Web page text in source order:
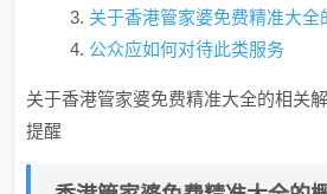
关于香港管家婆免费精准大全
公众应如何对待此类服务
关于香港管家婆免费精准大全的相关
提醒